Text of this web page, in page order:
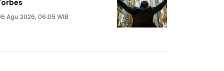
Agu 2026, 06:05 WIB